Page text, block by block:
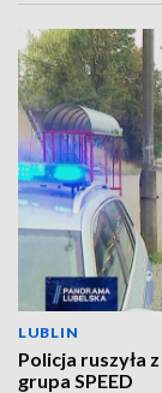
LUBLIN
Policja ruszyła
grupa SPEED